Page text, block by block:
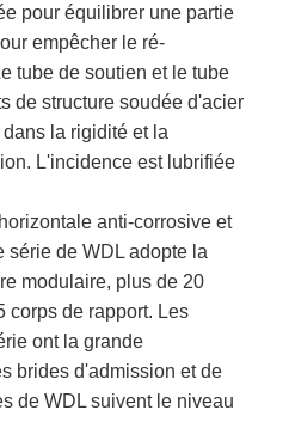
pour équilibrer une partie
empêcher le ré-
tube de soutien et le tube
de structure soudée d'acier
la rigidité et la
L'incidence est lubrifiée
anti-corrosive et
série de WDL adopte la
modulaire, plus de 20
corps de rapport. Les
ont la grande
brides d'admission et de
de WDL suivent le niveau